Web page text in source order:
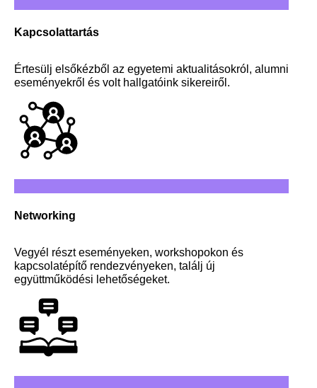
Kapcsolattartás
Értesülj elsőkézből az egyetemi aktualitásokról, alumni
eseményekről és volt hallgatóink sikereiről.
Networking
Vegyél részt eseményeken, workshopokon és
kapcsolatépítő rendezvényeken, találj új
együttműködési lehetőségeket.